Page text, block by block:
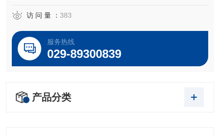
访 问 量 ： 383
服务热线
029-89300839
产品分类